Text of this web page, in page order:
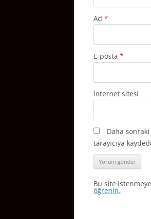
Ad *
E-posta *
İnternet sitesi
Daha
tarayıcıya
Bu site
öğrenin.